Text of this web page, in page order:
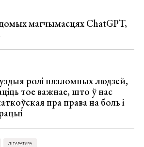
магчымасцях ChatGPT,
ролі нязломных людзей,
тое важнае, што ў нас
пра права на боль і
ЛІТАРАТУРА